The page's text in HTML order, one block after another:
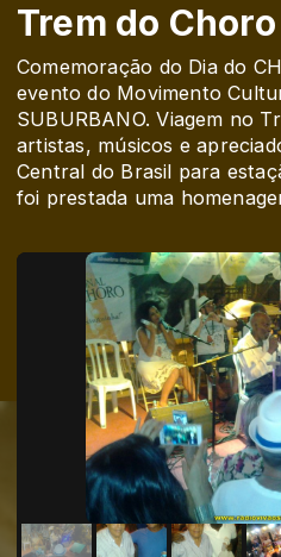
Trem do
Comemoração do Dia do
evento do Movimento
SUBURBANO. Viagem no
artistas, músicos e
Central do Brasil para
foi prestada uma